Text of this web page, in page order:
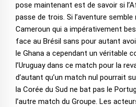
pose maintenant est de savoir si
passe de trois. Si l’aventure semble
Cameroun qui a impérativement
face au Brésil sans pour autant
le Ghana a cependant un véritable
l’Uruguay dans ce match pour la
d’autant qu’un match nul pourrait
la Corée du Sud ne bat pas le
l’autre match du Groupe. Les